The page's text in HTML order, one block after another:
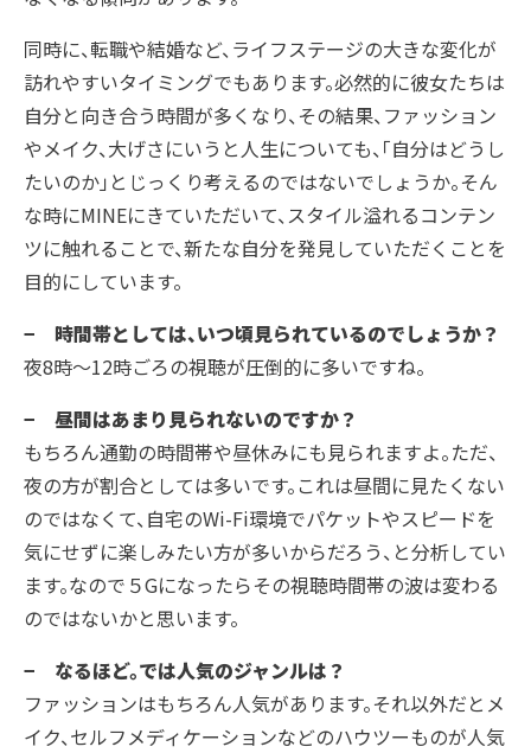
同時に、転職や結婚など、ライフステージの大きな変化が
訪れやすいタイミングでもあります。必然的に彼女たちは
自分と向き合う時間が多くなり、その結果、ファッション
やメイク、大げさにいうと人生についても、「自分はどうし
たいのか」とじっくり考えるのではないでしょうか。そん
な時にMINEにきていただいて、スタイル溢れるコンテン
ツに触れることで、新たな自分を発見していただくことを
目的にしています。
− 時間帯としては、いつ頃見られているのでしょうか？
夜8時～12時ごろの視聴が圧倒的に多いですね。
− 昼間はあまり見られないのですか？
もちろん通勤の時間帯や昼休みにも見られますよ。ただ、
夜の方が割合としては多いです。これは昼間に見たくない
のではなくて、自宅のWi-Fi環境でパケットやスピードを
気にせずに楽しみたい方が多いからだろう、と分析してい
ます。なので５Gになったらその視聴時間帯の波は変わる
のではないかと思います。
− なるほど。では人気のジャンルは？
ファッションはもちろん人気があります。それ以外だとメ
イク、セルフメディケーションなどのハウツーものが人気